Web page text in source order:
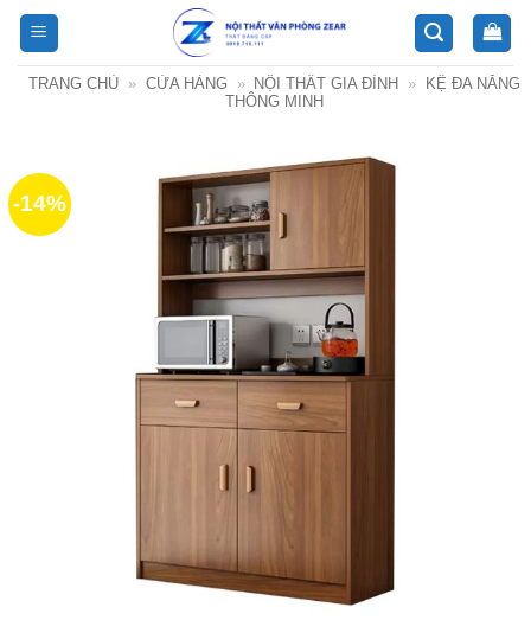
Bỏ
qua
nội
TRANG CHỦ » CỬA HÀNG » NỘI THẤT GIA ĐÌNH »
KỆ ĐA NĂNG
THÔNG MINH
-14%